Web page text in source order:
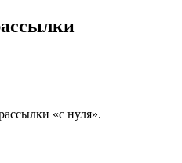
«с нуля».